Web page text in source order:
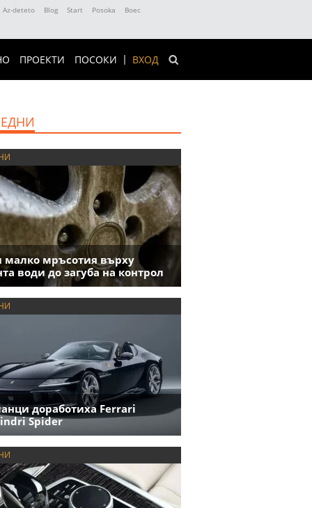
Az-deteto Blog Start Posoka
Boec
ВХОД
ПРОЕКТИ ПОСОКИ
малко мръсотия върху
води до загуба на контрол
доработиха Ferrari
Spider